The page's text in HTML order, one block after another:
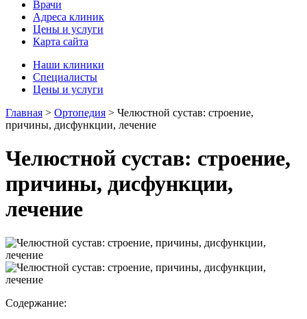
Врачи
Адреса клиник
Цены и услуги
Карта сайта
Наши клиники
Специалисты
Цены и услуги
Главная > Ортопедия > Челюстной сустав: строение,
причины, дисфункции, лечение
Челюстной сустав: строение,
причины, дисфункции,
лечение
Содержание: